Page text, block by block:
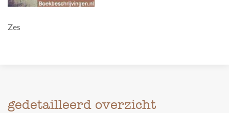
Zes
gedetailleerd overzicht